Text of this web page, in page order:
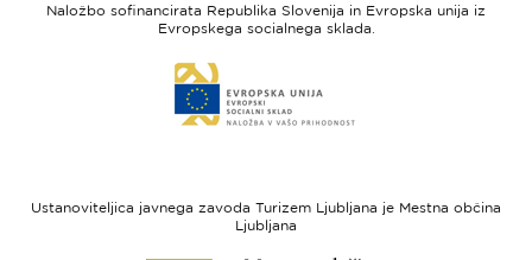
Slovenia
-
regionalni
Naložbo sofinancirata Republika Slovenija in Evropska unija iz
Evropskega socialnega sklada.
do
spletne
sklad
Ustanoviteljica javnega zavoda Turizem Ljubljana je Mestna občina
Ljubljana